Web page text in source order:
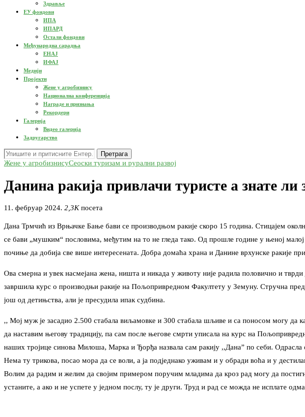
Здравље
ЕУ фондови
ИПА
ИПАРД
Остали фондови
Међународна сарадња
ЕНАЈ
ИФАЈ
Медији
Пројекти
Жене у агробизнису
Национална конференција
Награде и признања
Рекордери
Галерија
Видео галерија
Задругарство
Претрага
Жене у агробизнисуСеоски туризам и рурални развој
Данина ракија привлачи туристе а знате ли
11. фебруар 2024. 2,3Kпосета
Дана Трмчић из Врњачке Бање бави се производњом ракије скоро 15 година. Стицајем
се бави „мушким“ пословима, међутим на то не гледа тако. Од прошле године у њеној малој
почиње да добија све више интересената. Добра домаћа храна и Данине врхунске ракије
Ова смерна и увек насмејана жена, ништа и никада у животу није радила половично и
завршила курс о производњи ракије на Пољопривредном Факултету у Земуну. Стручна
још од детињства, али је пресудила ипак судбина.
,, Мој муж је засадио 2.500 стабала виљамовке и 300 стабала шљиве и са поносом могу да
да наставим његову традицију, па сам после његове смрти уписала на курс на
наших тројице синова Милоша, Марка и Ђорђа назвала сам ракију ,,Дана” по себи.
Нема ту трикова, посао мора да се воли, а ја подједнако уживам и у обради воћа и у
Волим да радим и желим да својим примером поручим младима да кроз рад могу да
устаните, а ако и не успете у једном послу, ту је други. Труд и рад се можда не исплате